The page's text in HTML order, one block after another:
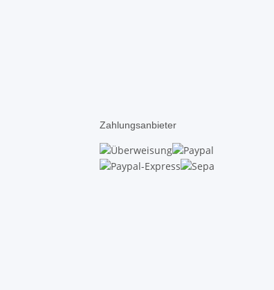
Zahlungsanbieter